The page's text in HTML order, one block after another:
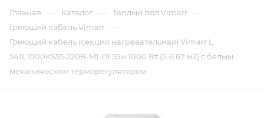
Главная — Каталог — Теплый пол Vimarr —
Греющий кабель Vimarr —
Греющий кабель (секция нагревательная) Vimarr L
541L1000KS55-220B-M1-01 55м 1000 Вт (5-6,67 м2) с белым
механическим терморегулятором